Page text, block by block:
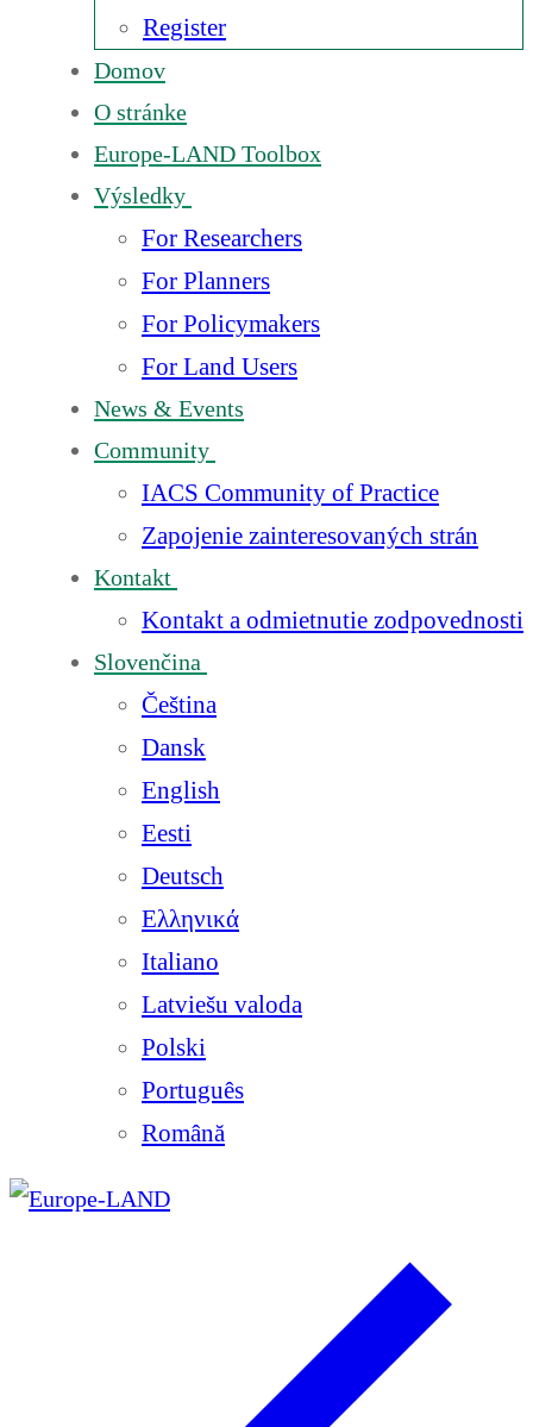
Register
Domov
O stránke
Europe-LAND Toolbox
Výsledky
For Researchers
For Planners
For Policymakers
For Land Users
News & Events
Community
IACS Community of Practice
Zapojenie zainteresovaných strán
Kontakt
Kontakt a odmietnutie zodpovednosti
Slovenčina
Čeština
Dansk
English
Eesti
Deutsch
Ελληνικά
Italiano
Latviešu valoda
Polski
Português
Română